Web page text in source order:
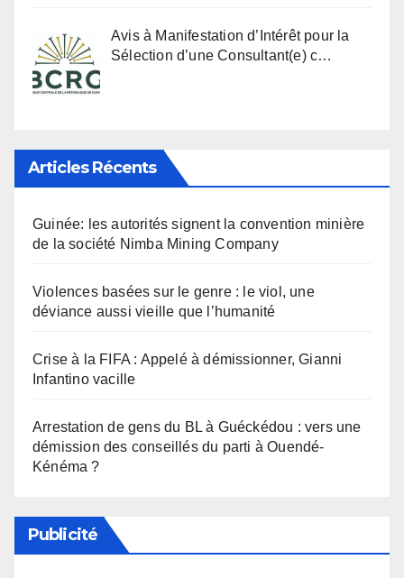
Avis à Manifestation d’Intérêt pour la
Sélection d’une Consultant(e) c…
Articles Récents
Guinée: les autorités signent la convention minière
de la société Nimba Mining Company
Violences basées sur le genre : le viol, une
déviance aussi vieille que l’humanité
Crise à la FIFA : Appelé à démissionner, Gianni
Infantino vacille
Arrestation de gens du BL à Guéckédou : vers une
démission des conseillés du parti à Ouendé-
Kénéma ?
Publicité